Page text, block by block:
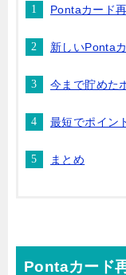
Pontaカード
新しいPonta
今まで貯めた
最短でポイン
まとめ
Pontaカード